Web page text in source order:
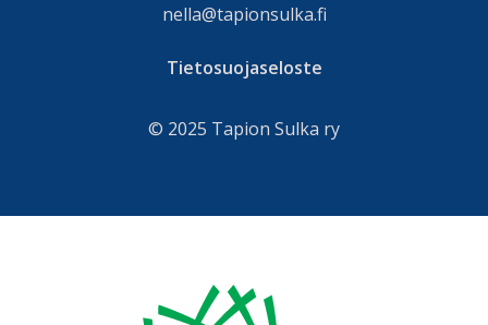
nella@tapionsulka.fi
Tietosuojaseloste
© 2025 Tapion Sulka ry